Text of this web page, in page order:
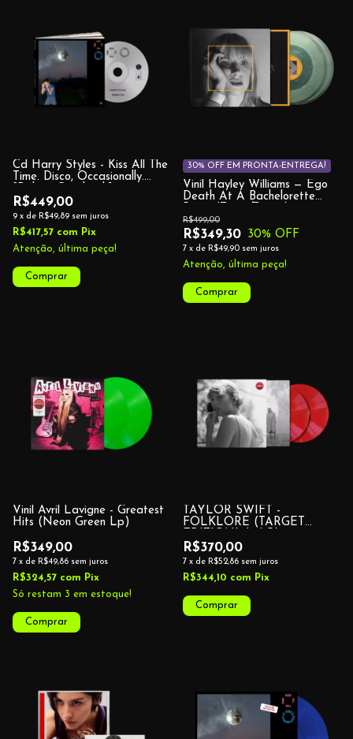
Cd Harry Styles - Kiss All The
Time. Disco, Occasionally.
R$449,00
9 x de R$49,89 sem juros
R$417,57 com Pix
Atenção, última peça!
Vinil Hayley Williams — Ego
Death At A Bachelorette
R$349,30
R$499,00
30% OFF
7 x de R$49,90 sem juros
30% OFF EM PRONTA-ENTREGA!
Atenção, última peça!
Vinil Avril Lavigne - Greatest
Hits (Neon Green Lp)
R$349,00
7 x de R$49,86 sem juros
R$324,57 com Pix
Só restam 3 em estoque!
TAYLOR SWIFT -
FOLKLORE (TARGET
R$370,00
7 x de R$52,86 sem juros
R$344,10 com Pix